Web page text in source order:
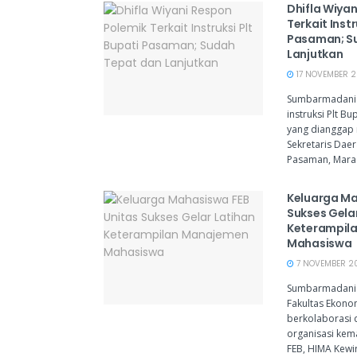
Dhifla
Terkait
Pasaman;
Lanjutkan
17 NOVEMBER
instruksi Plt
yang dianggap
Sekretaris
Pasaman,
Keluarga
Sukses
Mahasiswa
7 NOVEMBER
Fakultas
berkolaborasi
organisasi
FEB, HIMA